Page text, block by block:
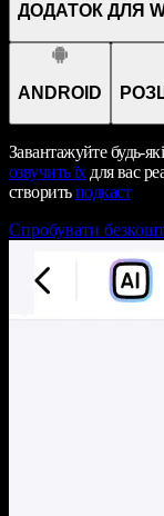
ДОДАТОК ДЛЯ
ANDROID
Завантажуйте будь-
озвучить їхдля вас
створитьподкаст
Спробувати